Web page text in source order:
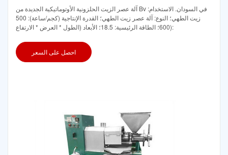
آلة عصر الزيت الحلزونية الأوتوماتيكية الجديدة من Bv في السودان. الاستخدام:
زيت الطهي؛ النوع: آلة عصر زيت الطهي؛ القدرة الإنتاجية (كجم/ساعة): 500
600؛ الطاقة الرئيسية: 18.5؛ الأبعاد (الطول * العرض * الارتفاع):
احصل على السعر